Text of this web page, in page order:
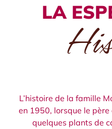
LA
L’histoire de la famille
en 1950, lorsque le
quelques plants de